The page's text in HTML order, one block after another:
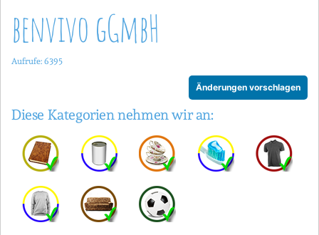
benvivo gGmbH
Aufrufe: 6395
Änderungen vorschlagen
Diese Kategorien nehmen wir an: